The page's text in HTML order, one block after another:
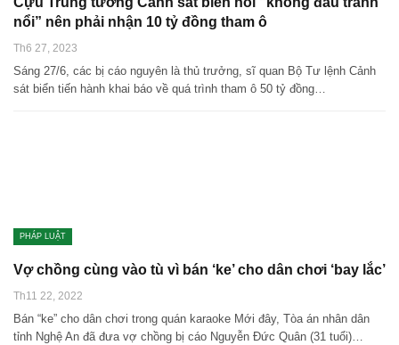
nổi” nên phải nhận 10 tỷ đồng tham ô
Th6 27, 2023
Sáng 27/6, các bị cáo nguyên là thủ trưởng, sĩ quan Bộ Tư lệnh Cảnh
sát biển tiến hành khai báo về quá trình tham ô 50 tỷ đồng…
PHÁP LUẬT
Vợ chồng cùng vào tù vì bán ‘ke’ cho dân chơi ‘bay lắc’
Th11 22, 2022
Bán “ke” cho dân chơi trong quán karaoke Mới đây, Tòa án nhân dân
tỉnh Nghệ An đã đưa vợ chồng bị cáo Nguyễn Đức Quân (31 tuổi)…